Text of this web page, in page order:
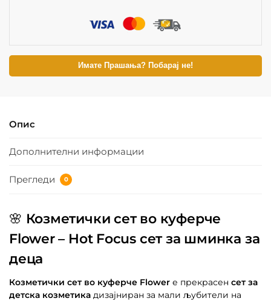
Имате Прашања? Побарај не!
Опис
Дополнителни информации
Прегледи 0
🌸 Козметички сет во куферче
Flower – Hot Focus сет за шминка за
деца
Козметички сет во куферче Flower е прекрасен сет за
детска козметика дизајниран за мали љубители на